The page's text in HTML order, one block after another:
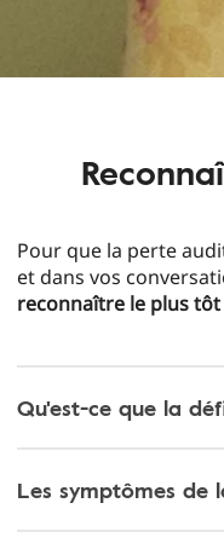
Pour que la perte
et dans vos
reconnaître le plus
Qu'est-ce que la
Les symptômes